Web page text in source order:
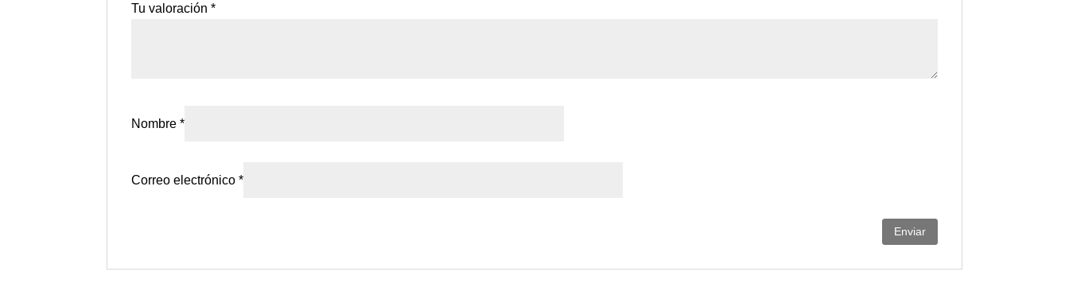
Tu valoración*
Nombre*
Correo electrónico*